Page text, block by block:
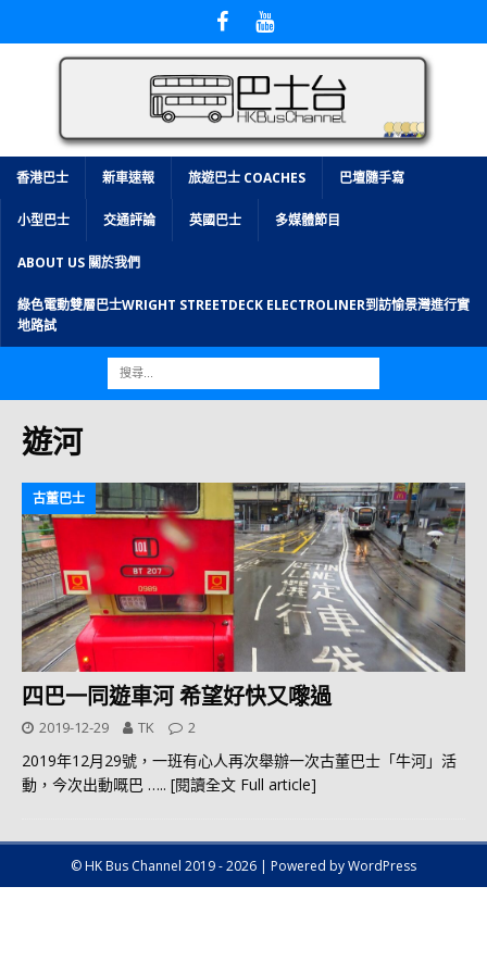
香港巴士 新車速報 旅遊巴士 COACHES 巴壇隨手寫
小型巴士 交通評論 英國巴士 多媒體節目
ABOUT US 關於我們
綠色電動雙層巴士WRIGHT STREETDECK ELECTROLINER到訪愉景灣進行實
地路試
遊河
古董巴士
四巴一同遊車河 希望好快又嚟過
2019-12-29 TK 2
2019年12月29號，一班有心人再次舉辦一次古董巴士「牛河」活
動，今次出動嘅巴 ….. [閱讀全文 Full article]
© HK Bus Channel 2019 - 2026 | Powered by WordPress